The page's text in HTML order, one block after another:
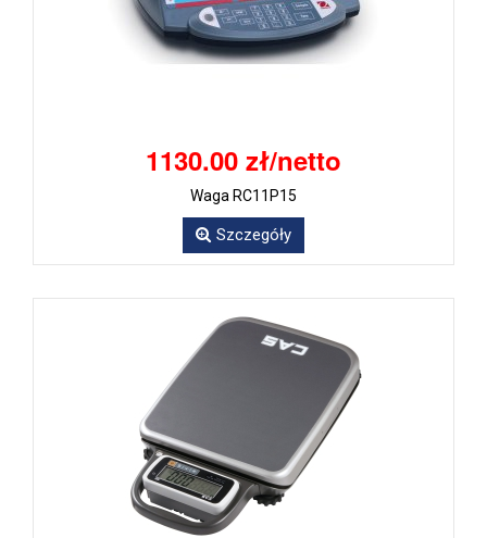
1130.00 zł/netto
Waga RC11P15
Szczegóły